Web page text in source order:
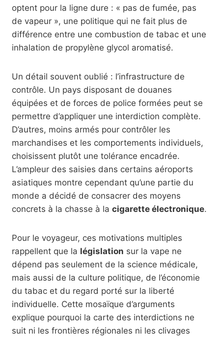
optent pour la ligne dure : « pas de fumée, pas
de vapeur », une politique qui ne fait plus de
différence entre une combustion de tabac et une
inhalation de propylène glycol aromatisé.
Un détail souvent oublié : l’infrastructure de
contrôle. Un pays disposant de douanes
équipées et de forces de police formées peut se
permettre d’appliquer une interdiction complète.
D’autres, moins armés pour contrôler les
marchandises et les comportements individuels,
choisissent plutôt une tolérance encadrée.
L’ampleur des saisies dans certains aéroports
asiatiques montre cependant qu’une partie du
monde a décidé de consacrer des moyens
concrets à la chasse à la cigarette électronique.
Pour le voyageur, ces motivations multiples
rappellent que la législation sur la vape ne
dépend pas seulement de la science médicale,
mais aussi de la culture politique, de l’économie
du tabac et du regard porté sur la liberté
individuelle. Cette mosaïque d’arguments
explique pourquoi la carte des interdictions ne
suit ni les frontières régionales ni les clivages